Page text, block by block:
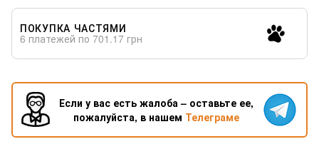
ПОКУПКА ЧАСТЯМИ
6 платежей по 701.17 грн
Если у вас есть жалоба – оставьте ее,
пожалуйста, в нашем Телеграме